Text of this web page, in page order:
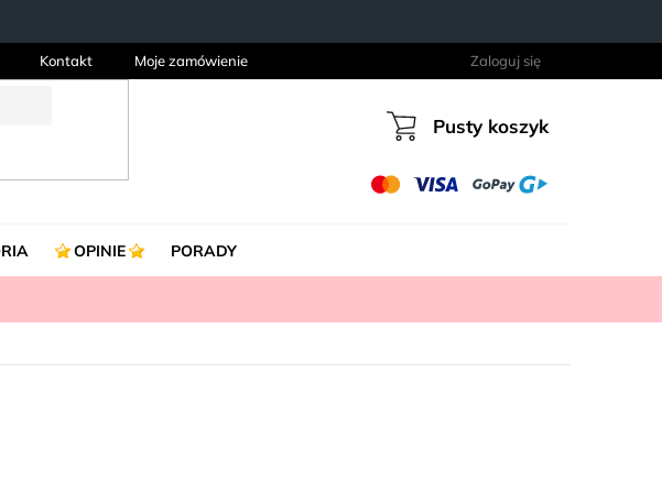
Kontakt Moje zamówienie Zaloguj się
Koszyk
Pusty koszyk
OPINIE PORADY